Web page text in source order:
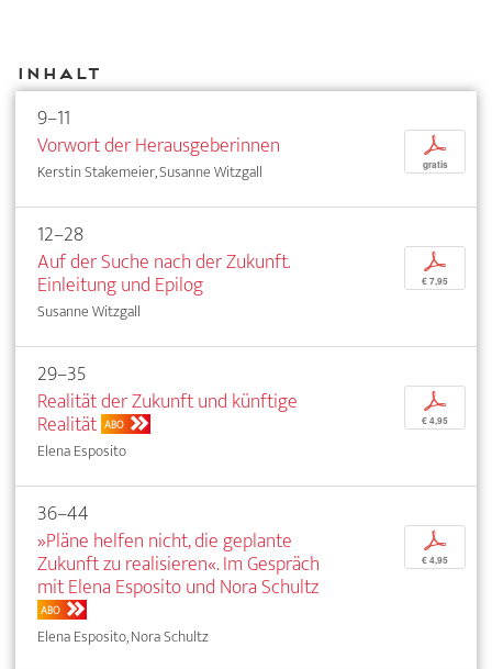
Inhalt
9–11
Vorwort der Herausgeberinnen
Kerstin Stakemeier, Susanne Witzgall
p
gratis
12–28
Auf der Suche nach der Zukunft.
Einleitung und Epilog
Susanne Witzgall
p
€ 7,95
29–35
Realität der Zukunft und künftige
Realität ABO
Elena Esposito
p
€ 4,95
36–44
»Pläne helfen nicht, die geplante
Zukunft zu realisieren«. Im Gespräch
mit Elena Esposito und Nora Schultz
ABO
Elena Esposito, Nora Schultz
p
€ 4,95